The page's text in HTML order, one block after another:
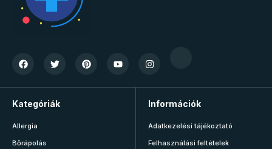
Kategóriák
Allergia
Bőrápolás
Információk
Adatkezelési tájékoztató
Felhasználási feltételek